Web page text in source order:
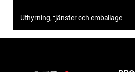
Uthyrning, tjänster och emballage